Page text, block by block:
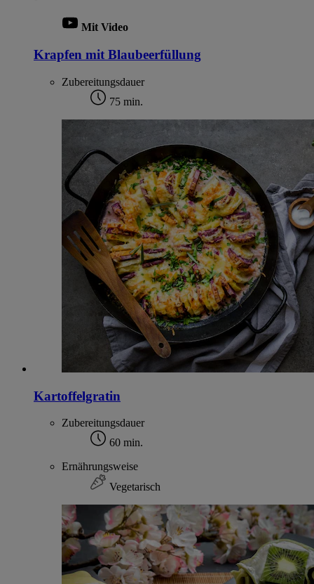
Mit Video
Krapfen mit Blaubeerfüllung
Zubereitungsdauer
75 min.
Kartoffelgratin
Zubereitungsdauer
60 min.
Ernährungsweise
Vegetarisch